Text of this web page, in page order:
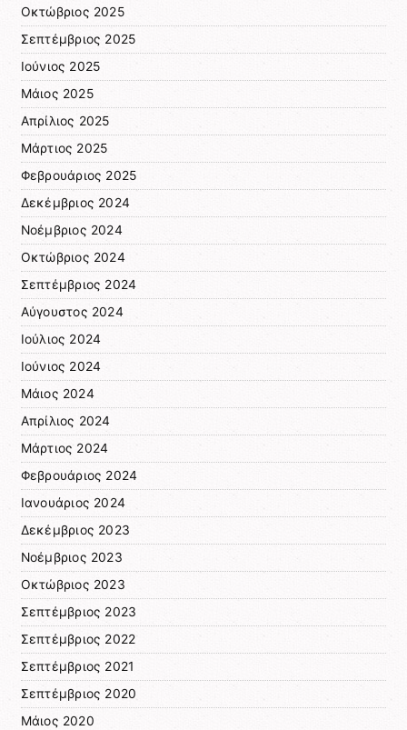
Οκτώβριος 2025
Σεπτέμβριος 2025
Ιούνιος 2025
Μάιος 2025
Απρίλιος 2025
Μάρτιος 2025
Φεβρουάριος 2025
Δεκέμβριος 2024
Νοέμβριος 2024
Οκτώβριος 2024
Σεπτέμβριος 2024
Αύγουστος 2024
Ιούλιος 2024
Ιούνιος 2024
Μάιος 2024
Απρίλιος 2024
Μάρτιος 2024
Φεβρουάριος 2024
Ιανουάριος 2024
Δεκέμβριος 2023
Νοέμβριος 2023
Οκτώβριος 2023
Σεπτέμβριος 2023
Σεπτέμβριος 2022
Σεπτέμβριος 2021
Σεπτέμβριος 2020
Μάιος 2020